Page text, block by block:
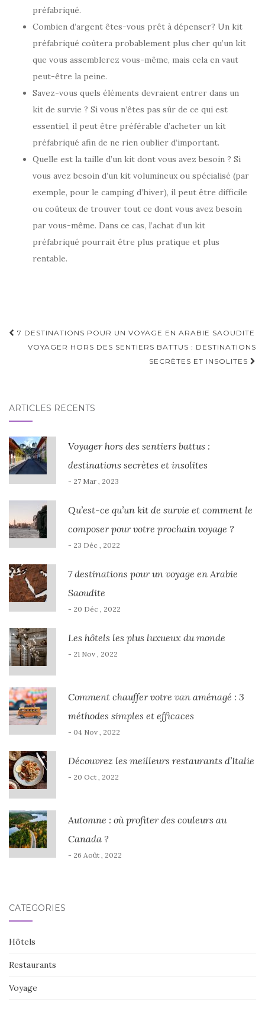
préfabriqué.
Combien d’argent êtes-vous prêt à dépenser? Un kit
préfabriqué coûtera probablement plus cher qu’un kit
que vous assemblerez vous-même, mais cela en vaut
peut-être la peine.
Savez-vous quels éléments devraient entrer dans un
kit de survie ? Si vous n’êtes pas sûr de ce qui est
essentiel, il peut être préférable d’acheter un kit
préfabriqué afin de ne rien oublier d’important.
Quelle est la taille d’un kit dont vous avez besoin ? Si
vous avez besoin d’un kit volumineux ou spécialisé (par
exemple, pour le camping d’hiver), il peut être difficile
ou coûteux de trouver tout ce dont vous avez besoin
par vous-même. Dans ce cas, l’achat d’un kit
préfabriqué pourrait être plus pratique et plus
rentable.
Navigation
d'article
7 DESTINATIONS POUR UN VOYAGE EN ARABIE SAOUDITE
VOYAGER HORS DES SENTIERS BATTUS : DESTINATIONS
SECRÈTES ET INSOLITES
ARTICLES RÉCENTS
Voyager hors des sentiers battus :
destinations secrètes et insolites
- 27 Mar , 2023
Qu’est-ce qu’un kit de survie et comment le
composer pour votre prochain voyage ?
- 23 Déc , 2022
7 destinations pour un voyage en Arabie
Saoudite
- 20 Déc , 2022
Les hôtels les plus luxueux du monde
- 21 Nov , 2022
Comment chauffer votre van aménagé : 3
méthodes simples et efficaces
- 04 Nov , 2022
Découvrez les meilleurs restaurants d’Italie
- 20 Oct , 2022
Automne : où profiter des couleurs au
Canada ?
- 26 Août , 2022
CATÉGORIES
Hôtels
Restaurants
Voyage